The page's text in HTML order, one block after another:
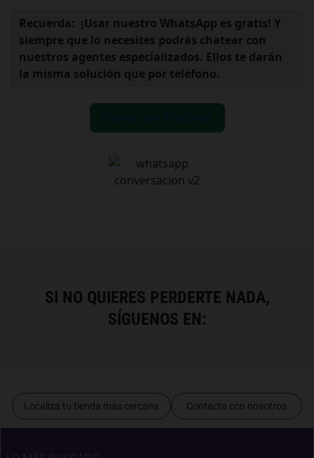
Recuerda: ¡Usar nuestro WhatsApp es gratis! Y
siempre que lo necesites podrás chatear con
nuestros agentes especializados. Ellos te darán
la misma solución que por teléfono.
SI NO QUIERES PERDERTE NADA,
SÍGUENOS EN:
Localiza tu tienda más cercana Contacta con nosotros